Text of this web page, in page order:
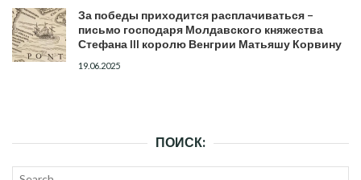
За победы приходится расплачиваться –
письмо господаря Молдавского княжества
Стефана III королю Венгрии Матьяшу Корвину
19.06.2025
ПОИСК:
Search